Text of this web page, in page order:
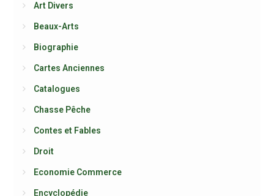
Art Divers
Beaux-Arts
Biographie
Cartes Anciennes
Catalogues
Chasse Pêche
Contes et Fables
Droit
Economie Commerce
Encyclopédie